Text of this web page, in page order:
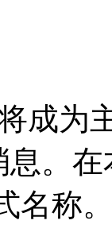
为主
。
名称